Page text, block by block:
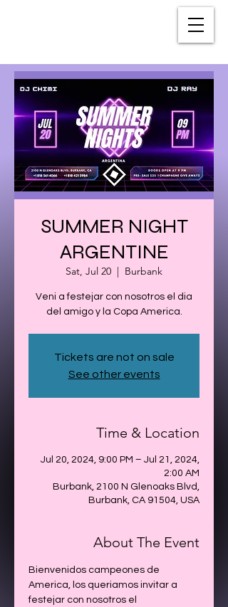
SUMMER NIGHT
ARGENTINE
Sat, Jul 20
  |
Burbank
Veni a festejar con nosotros el dia
del amigo y la Copa America.
Tickets are not on sale
See other events
Time & Location
Jul 20, 2024, 9:00 PM – Jul 21, 2024,
2:00 AM
Burbank, 2100 N Glenoaks Blvd,
Burbank, CA 91504, USA
About The Event
Bienvenidos campeones de
America, los queriamos invitar a
festejar con nosotros el